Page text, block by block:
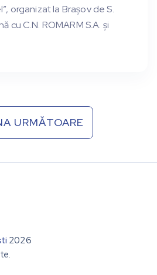
organizat la Brașov de S.
cu C.N. ROMARM S.A. și
URMĂTOARE
2026